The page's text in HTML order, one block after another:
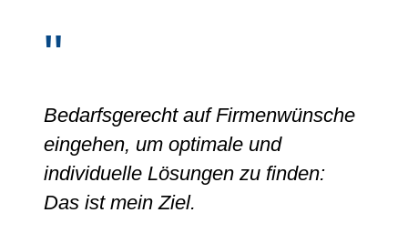
Bedarfsgerecht auf Firmenwünsche
eingehen, um optimale und
individuelle Lösungen zu finden:
Das ist mein Ziel.